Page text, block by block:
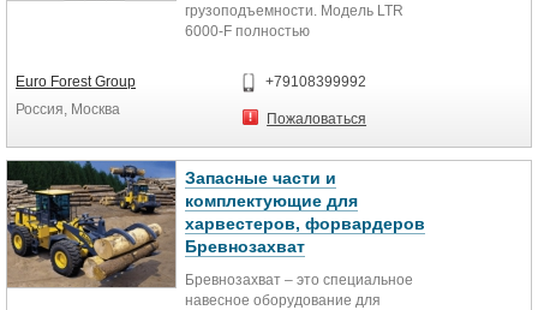
1. Бревнозахват c гидравлическим
вращением — 1 шт
жестком креплении для
экскаватора Dooosan DX225 LCA
3. Комплект пальцев и втулок.
грузоподъемности. Модель LTR
6000-F полностью
GR603-2 или моделью FR21.
Отличительная характеристика
стабильность технических
неограниченным углом поворота
рабочего органа (захвата, крюка
итп.) и подачи рабочего давления
через его вращающуяся ось к
гидроцилиндру захвата в
манипуляторах стационарных и
мобильных машин.
Euro Forest Group
Россия, Москва
+79108399992
Пожаловаться
Запасные части и
комплектующие для
харвестеров, форвардеров
Бревнозахват
Бревнозахват – это специальное
навесное оборудование для